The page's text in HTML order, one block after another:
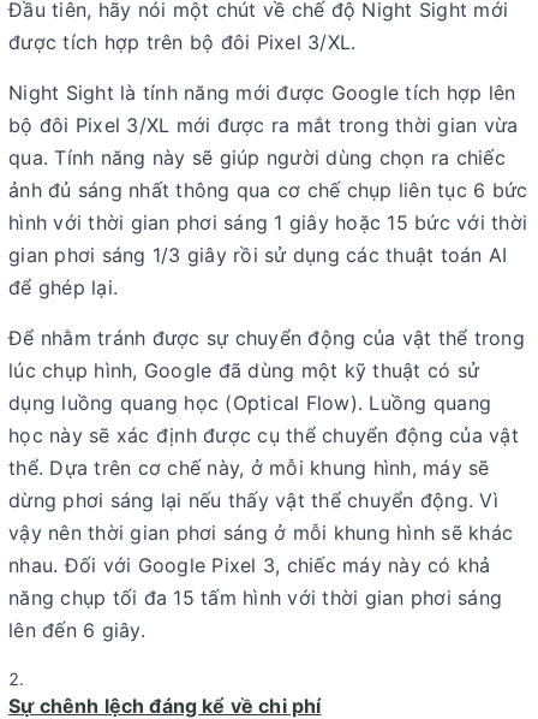
Đầu tiên, hãy nói một chút về chế độ Night Sight mới
được tích hợp trên bộ đôi Pixel 3/XL.
Night Sight là tính năng mới được Google tích hợp lên
bộ đôi Pixel 3/XL mới được ra mắt trong thời gian vừa
qua. Tính năng này sẽ giúp người dùng chọn ra chiếc
ảnh đủ sáng nhất thông qua cơ chế chụp liên tục 6 bức
hình với thời gian phơi sáng 1 giây hoặc 15 bức với thời
gian phơi sáng 1/3 giây rồi sử dụng các thuật toán AI
để ghép lại.
Để nhằm tránh được sự chuyển động của vật thể trong
lúc chụp hình, Google đã dùng một kỹ thuật có sử
dụng luồng quang học (Optical Flow). Luồng quang
học này sẽ xác định được cụ thể chuyển động của vật
thể. Dựa trên cơ chế này, ở mỗi khung hình, máy sẽ
dừng phơi sáng lại nếu thấy vật thể chuyển động. Vì
vậy nên thời gian phơi sáng ở mỗi khung hình sẽ khác
nhau. Đối với Google Pixel 3, chiếc máy này có khả
năng chụp tối đa 15 tấm hình với thời gian phơi sáng
lên đến 6 giây.
Sự chênh lệch đáng kể về chi phí